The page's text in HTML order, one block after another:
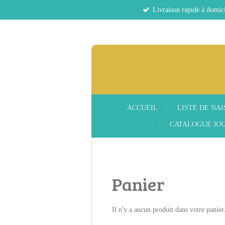
Livraison rapide à
ACCUEIL LISTE DE
CATALOGUE
Panier
Il n'y a aucun produit dans votre panier.